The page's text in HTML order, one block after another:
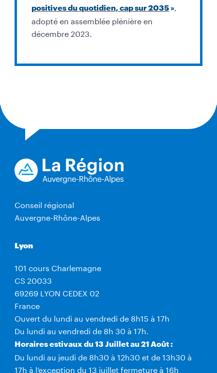
positives du quotidien, cap sur 2035»,
adopté en assemblée plénière en
décembre 2023.
Conseil régional
Auvergne-Rhône-Alpes
Lyon
101 cours Charlemagne
CS 20033
69269 LYON CEDEX 02
France
Ouvert du lundi au vendredi de 8h15 à 17h
Du lundi au vendredi de 8h 30 à 17h.
Horaires estivaux du 13 Juillet au 21 Août :
Du lundi au jeudi de 8h30 à 12h30 et de 13h30 à
17h à l’exception du 13 juillet fermeture à 16h